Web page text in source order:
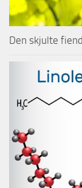
Den skjulte